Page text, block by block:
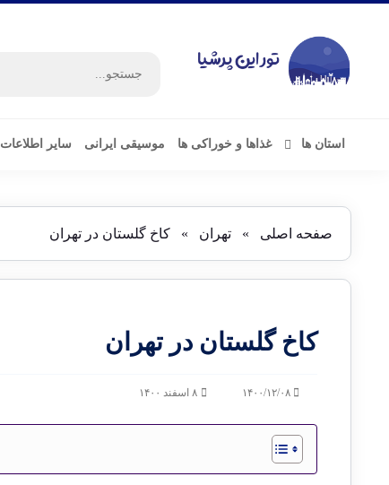
استان ها غذاها و خوراکی ها موسیقی ایرانی سایر اطلاعات
صفحه اصلی » تهران » کاخ گلستان در تهران
کاخ گلستان در تهران
۱۴۰۰/۱۲/۰۸ ۸ اسفند ۱۴۰۰